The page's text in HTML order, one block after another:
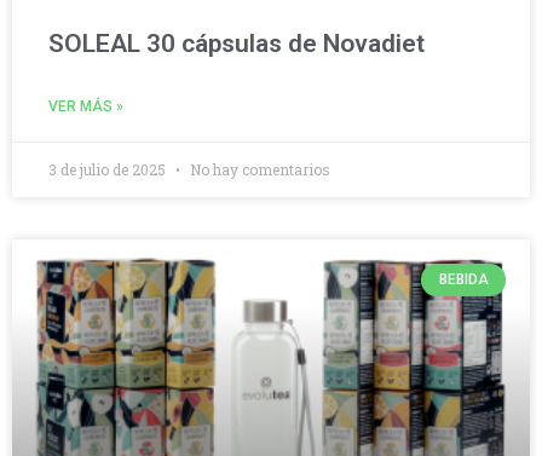
SOLEAL 30 cápsulas de Novadiet
VER MÁS »
3 de julio de 2025 No hay comentarios
BEBIDA